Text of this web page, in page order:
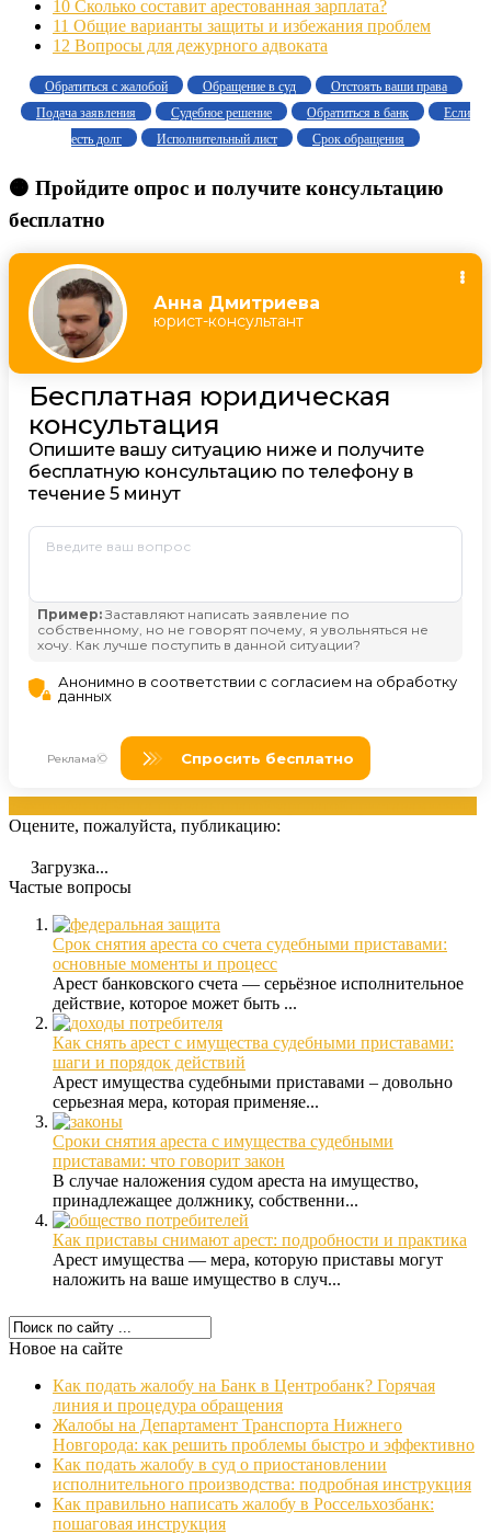
10 Сколько составит арестованная зарплата?
11 Общие варианты защиты и избежания проблем
12 Вопросы для дежурного адвоката
Обратиться с жалобой Обращение в суд
Отстоять ваши права
Подача заявления
Судебное решение Обратиться в банк
Если
есть долг
Исполнительный лист Срок обращения
🟠 Пройдите опрос и получите консультацию
бесплатно
Оцените, пожалуйста, публикацию:
Загрузка...
Частые вопросы
Срок снятия ареста со счета судебными приставами:
основные моменты и процесс
Арест банковского счета — серьёзное исполнительное
действие, которое может быть ...
Как снять арест с имущества судебными приставами:
шаги и порядок действий
Арест имущества судебными приставами – довольно
серьезная мера, которая применяе...
Сроки снятия ареста с имущества судебными
приставами: что говорит закон
В случае наложения судом ареста на имущество,
принадлежащее должнику, собственни...
Как приставы снимают арест: подробности и практика
Арест имущества — мера, которую приставы могут
наложить на ваше имущество в случ...
Новое на сайте
Как подать жалобу на Банк в Центробанк? Горячая
линия и процедура обращения
Жалобы на Департамент Транспорта Нижнего
Новгорода: как решить проблемы быстро и эффективно
Как подать жалобу в суд о приостановлении
исполнительного производства: подробная инструкция
Как правильно написать жалобу в Россельхозбанк:
пошаговая инструкция